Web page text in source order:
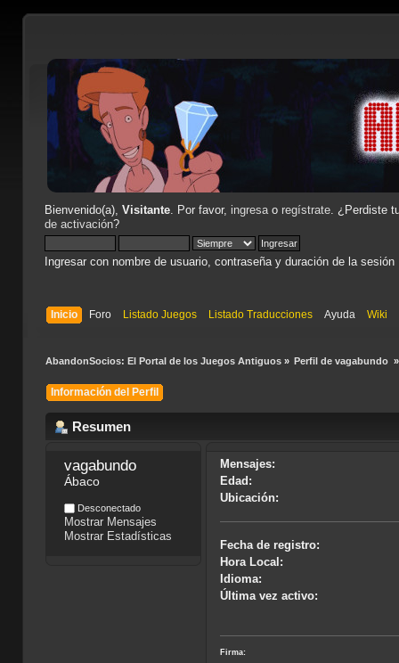
Bienvenido(a), Visitante. Por favor, ingresao regístrate. ¿Perdiste
de activación?
Ingresar con nombre de usuario, contraseña y duración de la sesión
Inicio Foro Listado Juegos Listado Traducciones Ayuda Wiki
AbandonSocios: El Portal de los Juegos Antiguos» Perfil de vagabundo »
Información del Perfil
Resumen
vagabundo
Ábaco
Desconectado
Mostrar Mensajes
Mostrar Estadísticas
Mensajes:
Edad:
Ubicación:
Fecha de registro:
Hora Local:
Idioma:
Última vez activo:
Firma: